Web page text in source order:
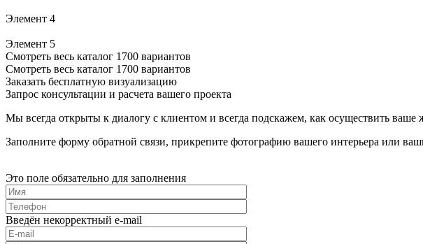
Элемент 4
Элемент 5
Смотреть весь каталог 1700 вариантов
Смотреть весь каталог 1700 вариантов
Заказать бесплатную визуализацию
Запрос консультации и расчета вашего проекта
Мы всегда открыты к диалогу с клиентом и всегда подскажем, как осуществить
Заполните форму обратной связи, прикрепите фотографию вашего интерьера или
Это поле обязательно для заполнения
Введён некорректный e-mail